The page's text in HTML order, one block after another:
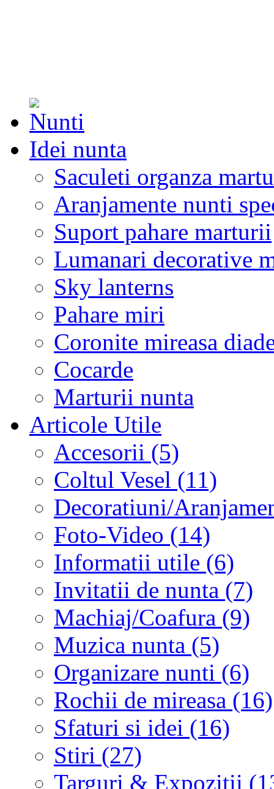
Idei nunta
Saculeti organza
Aranjamente nunti
Suport pahare marturii
Lumanari decorative
Sky lanterns
Pahare miri
Coronite mireasa
Cocarde
Marturii nunta
Articole Utile
Accesorii (5)
Coltul Vesel (11)
Decoratiuni/
Foto-Video (14)
Informatii utile (6)
Invitatii de nunta (7)
Machiaj/Coafura (9)
Muzica nunta (5)
Organizare nunti (6)
Rochii de mireasa (16)
Sfaturi si idei (16)
Stiri (27)
Targuri & Expozitii